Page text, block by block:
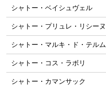
シャトー・ベイシュヴェル
シャトー・プリュレ・リシーヌ
シャトー・マルキ・ド・テルム
シャトー・コス・ラボリ
シャトー・カマンサック